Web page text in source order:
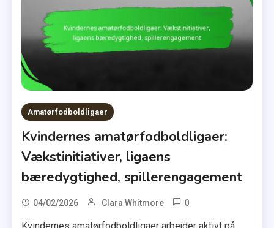
Amatørfodboldligaer
Kvindernes amatørfodboldligaer:
Vækstinitiativer, ligaens
bæredygtighed, spillerengagement
04/02/2026 Clara Whitmore 0
Kvindernes amatørfodboldligaer arbejder aktivt på